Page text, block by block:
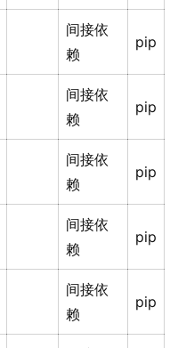
间接依
赖
pip
间接依
赖
pip
间接依
赖
pip
间接依
赖
pip
间接依
赖
pip